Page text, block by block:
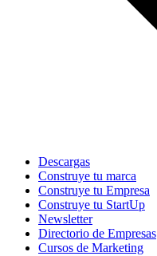
Descargas
Construye tu marca
Construye tu Empresa
Construye tu StartUp
Newsletter
Directorio de Empresas
Cursos de Marketing